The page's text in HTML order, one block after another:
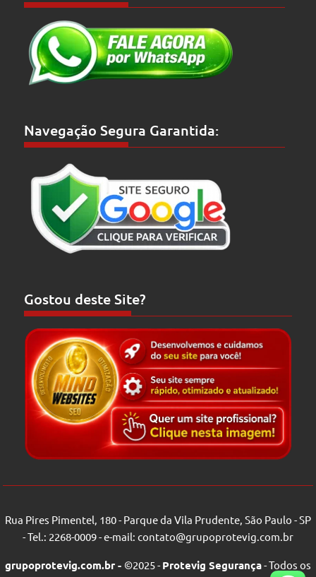
Navegação Segura Garantida:
Gostou deste Site?
Rua Pires Pimentel, 180 - Parque da Vila Prudente, São Paulo - SP
- Tel.: 2268-0009 - e-mail: contato@grupoprotevig.com.br
grupoprotevig.com.br - ©2025 - Protevig Segurança- Todos os